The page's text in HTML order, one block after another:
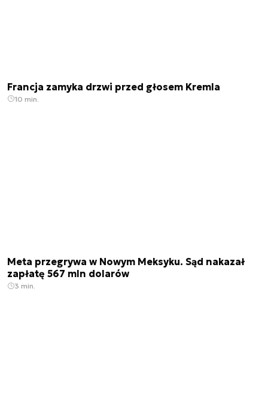
Francja zamyka drzwi przed głosem Kremla
10 min.
Meta przegrywa w Nowym Meksyku. Sąd nakazał
zapłatę 567 mln dolarów
3 min.